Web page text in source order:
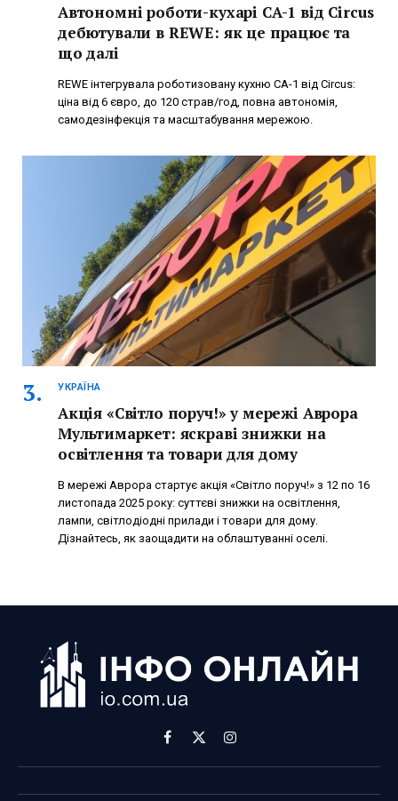
Автономні роботи-кухарі CA-1 від Circus
дебютували в REWE: як це працює та
що далі
REWE інтегрувала роботизовану кухню CA-1 від Circus:
ціна від 6 євро, до 120 страв/год, повна автономія,
самодезінфекція та масштабування мережою.
УКРАЇНА
Акція «Світло поруч!» у мережі Аврора
Мультимаркет: яскраві знижки на
освітлення та товари для дому
В мережі Аврора стартує акція «Світло поруч!» з 12 по 16
листопада 2025 року: суттєві знижки на освітлення,
лампи, світлодіодні прилади і товари для дому.
Дізнайтесь, як заощадити на облаштуванні оселі.
Facebook
X
(Twitter)
Instagram